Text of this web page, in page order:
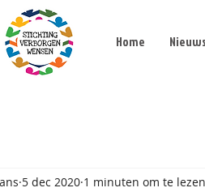
Home Nieuws
5 dec 2020 1 minuten om te lezen